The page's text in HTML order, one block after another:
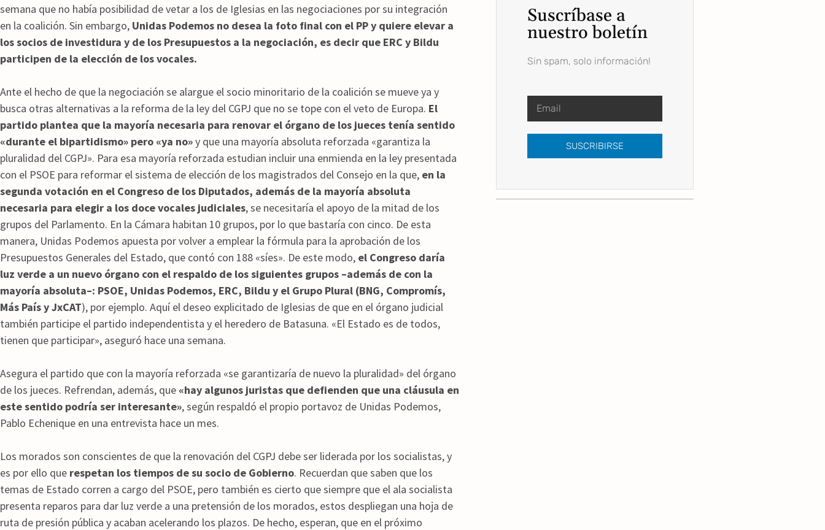
semana que no había posibilidad de vetar a los de Iglesias en las negociaciones por su integración
en la coalición. Sin embargo, Unidas Podemos no desea la foto final con el PP y quiere elevar a
los socios de investidura y de los Presupuestos a la negociación, es decir que ERC y Bildu
participen de la elección de los vocales.
Ante el hecho de que la negociación se alargue el socio minoritario de la coalición se mueve ya y
busca otras alternativas a la reforma de la ley del CGPJ que no se tope con el veto de Europa. El
partido plantea que la mayoría necesaria para renovar el órgano de los jueces tenía sentido
«durante el bipartidismo» pero «ya no»y que una mayoría absoluta reforzada «garantiza la
pluralidad del CGPJ». Para esa mayoría reforzada estudian incluir una enmienda en la ley presentada
con el PSOE para reformar el sistema de elección de los magistrados del Consejo en la que, en la
segunda votación en el Congreso de los Diputados, además de la mayoría absoluta
necesaria para elegir a los doce vocales judiciales, se necesitaría el apoyo de la mitad de los
grupos del Parlamento. En la Cámara habitan 10 grupos, por lo que bastaría con cinco. De esta
manera, Unidas Podemos apuesta por volver a emplear la fórmula para la aprobación de los
Presupuestos Generales del Estado, que contó con 188 «síes». De este modo, el Congreso daría
luz verde a un nuevo órgano con el respaldo de los siguientes grupos –además de con la
mayoría absoluta–: PSOE, Unidas Podemos, ERC, Bildu y el Grupo Plural (BNG, Compromís,
Más País y JxCAT), por ejemplo. Aquí el deseo explicitado de Iglesias de que en el órgano judicial
también participe el partido independentista y el heredero de Batasuna. «El Estado es de todos,
tienen que participar», aseguró hace una semana.
Asegura el partido que con la mayoría reforzada «se garantizaría de nuevo la pluralidad» del órgano
de los jueces. Refrendan, además, que «hay algunos juristas que defienden que una cláusula en
este sentido podría ser interesante», según respaldó el propio portavoz de Unidas Podemos,
Pablo Echenique en una entrevista hace un mes.
Los morados son conscientes de que la renovación del CGPJ debe ser liderada por los socialistas, y
es por ello que respetan los tiempos de su socio de Gobierno. Recuerdan que saben que los
temas de Estado corren a cargo del PSOE, pero también es cierto que siempre que el ala socialista
presenta reparos para dar luz verde a una pretensión de los morados, estos despliegan una hoja de
ruta de presión pública y acaban acelerando los plazos. De hecho, esperan, que en el próximo
Suscríbase a
nuestro boletín
Sin spam, solo información!
SUSCRIBIRSE